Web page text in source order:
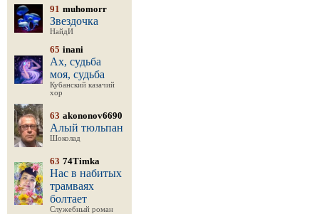
91 muhomorr
Звездочка
НайдИ
65 inani
Ах, судьба
моя, судьба
Кубанский казачий
хор
63 akononov6690
Алый тюльпан
Шоколад
63 74Timka
Нас в набитых
трамваях
болтает
Служебный роман